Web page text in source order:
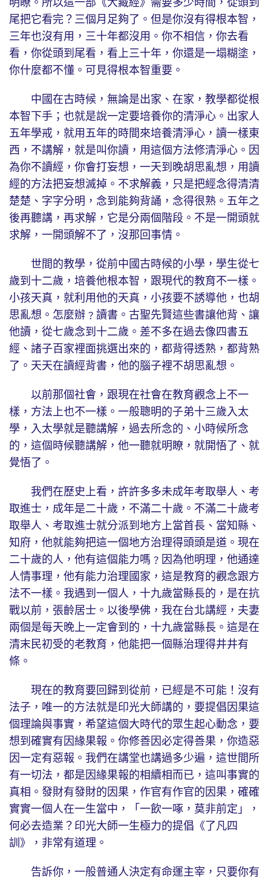
尾把它看完？三個月足夠了。但是你沒有得根本智，
三年也沒有用，三十年都沒用。你不相信，你去看
看，你從頭到尾看，看上三十年，你還是一塌糊塗，
你什麼都不懂。可見得根本智重要。
中國在古時候，無論是出家、在家，教學都從根
本智下手；也就是說一定要培養你的清淨心。出家人
五年學戒，就用五年的時間來培養清淨心，讀一樣東
西，不講解，就是叫你讀，用這個方法修清淨心。因
為你不讀經，你會打妄想，一天到晚胡思亂想，用讀
經的方法把妄想滅掉。不求解義，只是把經念得清清
楚楚、字字分明，念到能夠背誦，念得很熟。五年之
後再聽講，再求解，它是分兩個階段。不是一開頭就
求解，一開頭解不了，沒那回事情。
世間的教學，從前中國古時候的小學，學生從七
歲到十二歲，培養他根本智，跟現代的教育不一樣。
小孩天真，就利用他的天真，小孩要不誘導他，也胡
思亂想。怎麼辦﹖讀書。古聖先賢這些書讓他背、讓
他讀，從七歲念到十二歲。差不多在過去像四書五
經、諸子百家裡面挑選出來的，都背得透熟，都背熟
了。天天在讀經背書，他的腦子裡不胡思亂想。
以前那個社會，跟現在社會在教育觀念上不一
樣，方法上也不一樣。一般聰明的子弟十三歲入太
學，入太學就是聽講解，過去所念的、小時候所念
的，這個時候聽講解，他一聽就明瞭，就開悟了、就
覺悟了。
我們在歷史上看，許許多多未成年考取舉人、考
取進士，成年是二十歲，不滿二十歲。不滿二十歲考
取舉人、考取進士就分派到地方上當首長、當知縣、
知府，他就能夠把這一個地方治理得頭頭是道。現在
二十歲的人，他有這個能力嗎﹖因為他明理，他通達
人情事理，他有能力治理國家，這是教育的觀念跟方
法不一樣。我遇到一個人，十九歲當縣長的，是在抗
戰以前，張齡居士。以後學佛，我在台北講經，夫妻
兩個是每天晚上一定會到的，十九歲當縣長。這是在
清末民初受的老教育，他能把一個縣治理得井井有
條。
現在的教育要回歸到從前，已經是不可能！沒有
法子，唯一的方法就是印光大師講的，要提倡因果這
個理論與事實，希望這個大時代的眾生起心動念，要
想到確實有因緣果報。你修善因必定得善果，你造惡
因一定有惡報。我們在講堂也講過多少遍，這世間所
有一切法，都是因緣果報的相續相而已，這叫事實的
真相。發財有發財的因果，作官有作官的因果，確確
實實一個人在一生當中，「一飲一啄，莫非前定」，
何必去造業？印光大師一生極力的提倡《了凡四
訓》，非常有道理。
告訴你，一般普通人決定有命運主宰，只要你有